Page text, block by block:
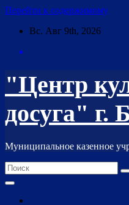
Перейти к содержимому
Вс. Авг 9th, 2026
"Центр
досуга" г.
Муниципальное казенное